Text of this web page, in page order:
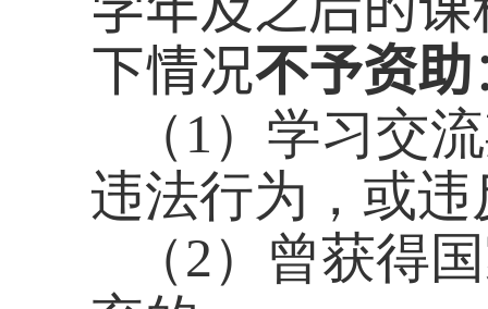
下情况不予资助
（ 1）学习交
违法行为，或
（2）曾获得